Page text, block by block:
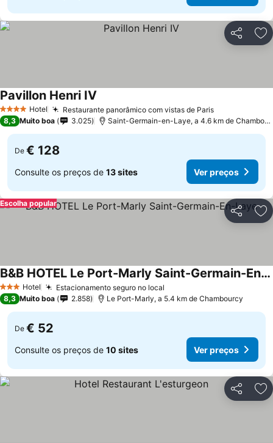
Partilhar
4 EstrelasHotel Restaurante panorâmico com vistas de ParisVer preços
Pavillon Henri IV
8,3 Muito boa 3.025 Saint-Germain-en-Laye, a 4.6 km de
De € 128
Consulte os preços de 13 sites Ver preços
Partilhar
Escolha popular
3 EstrelasHotel Estacionamento seguro no local
B&B HOTEL Le Port-Marly Saint-Germain-En-Laye
Ver preços
8,3 Muito boa 2.858 Le Port-Marly, a 5.4 km de Chambourcy
De € 52
Consulte os preços de 10 sites Ver preços
Partilhar